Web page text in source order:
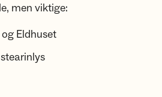
men viktige:
Eldhuset